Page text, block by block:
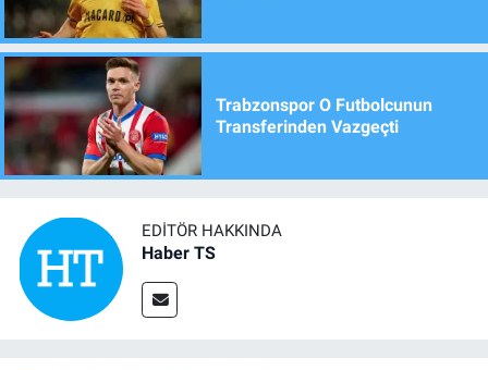
Trabzonspor O Futbolcunun
Transferinden Vazgeçti
EDITÖR HAKKINDA
Haber TS